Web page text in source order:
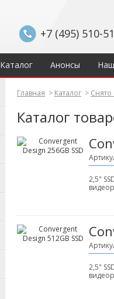
+7 (495) 510-
Каталог Анонсы
Главная > Каталог > Снято
Каталог
2,5"
2,5"